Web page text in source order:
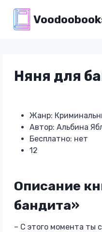
содержимому
Няня для
Жанр:
Автор: Альбина
Бесплатно: нет
12
Описание
бандита»
– С этого момента ты